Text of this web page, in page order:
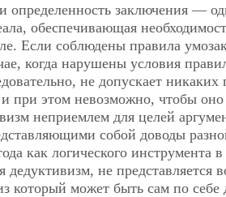
определенность заключения —
обеспечивающая
Если соблюдены правила
когда нарушены условия
не допускает
при этом невозможно, чтобы
неприемлем для целей
собой доводы
как логического инструмента
дедуктивизм, не
который может быть сам по